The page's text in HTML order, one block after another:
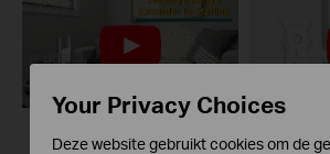
Your Privacy Choices
Deze website gebruikt cookies om de